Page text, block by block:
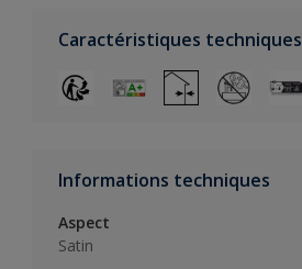
Caractéristiques techniques
Informations techniques
Aspect
Satin